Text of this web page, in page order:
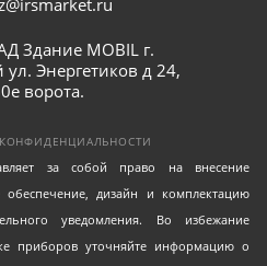
Здание MOBIL г.
Энергетиков д 24,
ворота.
за собой право на внесение
дизайн и комплектацию
уведомления. Во избежание
приборов уточняйте информацию о